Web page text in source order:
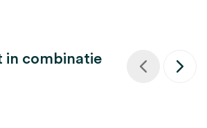
in combinatie